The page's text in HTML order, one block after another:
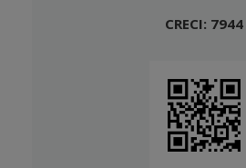
CRECI: 7944